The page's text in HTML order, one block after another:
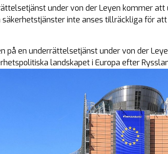
under von der Leyen kommer
inte anses tillräckliga för
på en underrättelsetjänst under von der
landskapet i Europa efter